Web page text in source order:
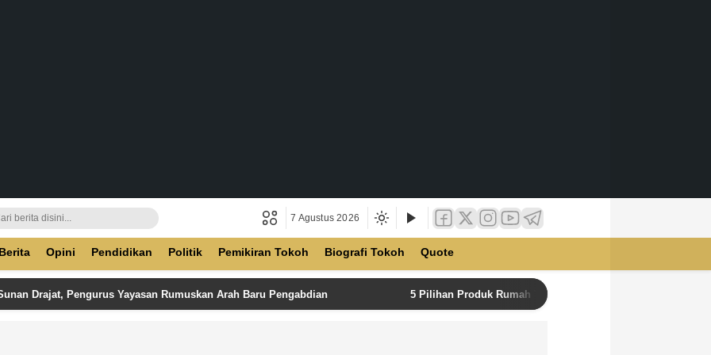
7 Agustus 2026
Berita Opini Pendidikan Politik Pemikiran Tokoh Biografi Tokoh Quote
Drajat, Pengurus Yayasan Rumuskan Arah Baru Pengabdian 5 Pilihan Produk Rumah Tangga Terbaik di Unilever Store